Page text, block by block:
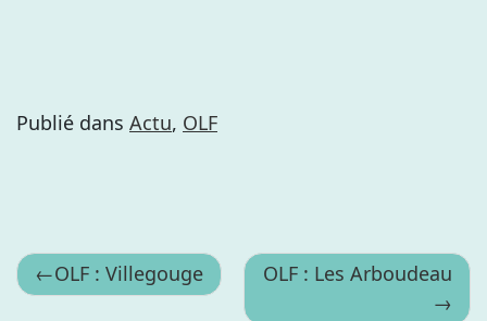
Publié dans Actu, OLF
Navigation
OLF : Villegouge OLF : Les Arboudeau